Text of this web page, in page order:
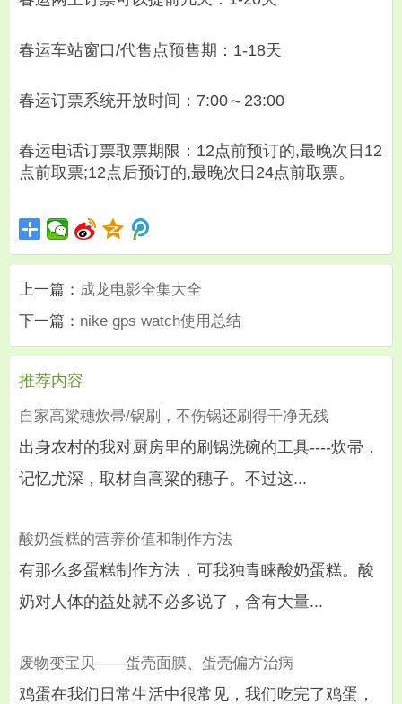
春运车站窗口/代售点预售期：1-18天
春运订票系统开放时间：7:00～23:00
春运电话订票取票期限：12点前预订的,最晚次日12
点前取票;12点后预订的,最晚次日24点前取票。
上一篇： 成龙电影全集大全
下一篇： nike gps watch使用总结
推荐内容
自家高粱穗炊帚/锅刷，不伤锅还刷得干净无残
出身农村的我对厨房里的刷锅洗碗的工具----炊帚，
记忆尤深，取材自高粱的穗子。不过这...
酸奶蛋糕的营养价值和制作方法
有那么多蛋糕制作方法，可我独青睐酸奶蛋糕。酸
奶对人体的益处就不必多说了，含有大量...
废物变宝贝——蛋壳面膜、蛋壳偏方治病
鸡蛋在我们日常生活中很常见，我们吃完了鸡蛋，